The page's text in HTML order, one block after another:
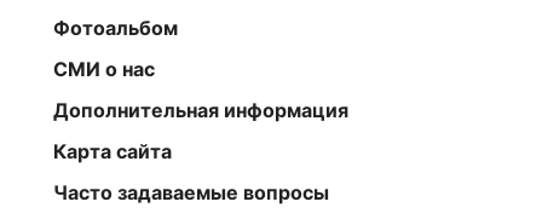
Фотоальбом
СМИ о нас
Дополнительная информация
Карта сайта
Часто задаваемые вопросы